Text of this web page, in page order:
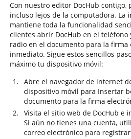
Con nuestro editor DocHub contigo,
incluso lejos de la computadora. La
mantiene toda la funcionalidad
clientes abrir DocHub en el
radio en el documento para la firma
inmediato. Sigue estos sencillos
máximo tu dispositivo móvil:
Abre el navegador de internet
dispositivo móvil para Insertar
documento para la firma
Visita el sitio web de DocHub e
Si aún no tienes una cuenta,
correo electrónico para